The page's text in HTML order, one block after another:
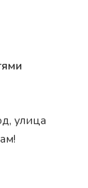
улица